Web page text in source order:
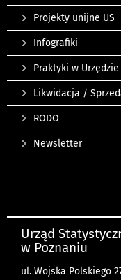
Projekty unijne US
Infografiki
Praktyki w Urzędzie
Likwidacja /
RODO
Newsletter
Urząd
w Poznaniu
ul. Wojska Polskiego